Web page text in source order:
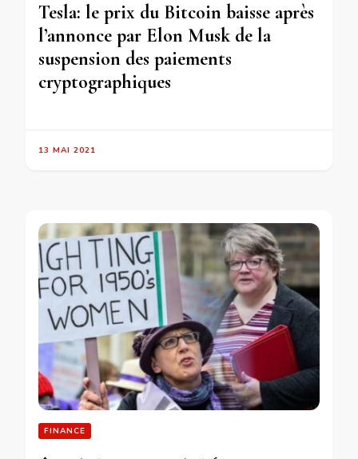
Tesla: le prix du Bitcoin baisse après
l’annonce par Elon Musk de la
suspension des paiements
cryptographiques
13 MAI 2021
FINANCE